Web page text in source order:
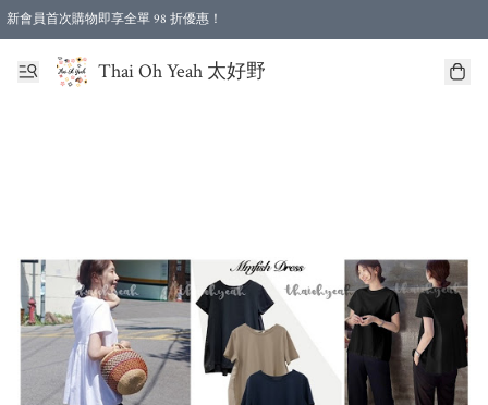
新會員首次購物即享全單 98 折優惠！
特選會員可享全單低至 96 折優惠！
Thai Oh Yeah 太好野